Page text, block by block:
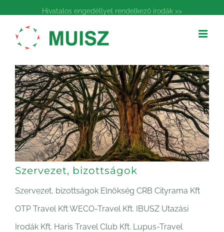
Hivatalos engedéllyel rendelkező irodák >>
Szervezet, bizottságok
Szervezet, bizottságok Elnökség CRB Cityrama Kft
OTP Travel Kft WECO-Travel Kft. IBUSZ Utazási
Irodák Kft. Haris Travel Club Kft. Lupus-Travel